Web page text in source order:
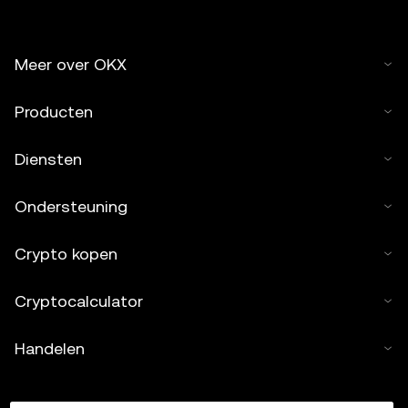
Meer over OKX
Producten
Diensten
Ondersteuning
Crypto kopen
Cryptocalculator
Handelen